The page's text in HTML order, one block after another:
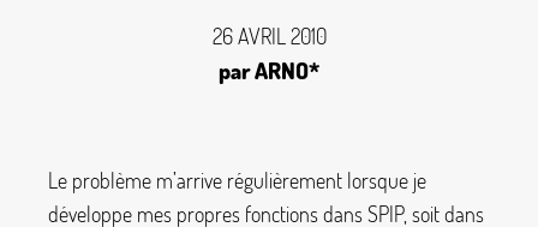
26 AVRIL 2010
par ARNO*
Le problème m’arrive régulièrement lorsque je
développe mes propres fonctions dans SPIP, soit dans